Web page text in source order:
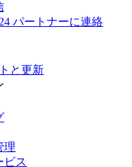
パートナーに連絡
と更新
理
ビス